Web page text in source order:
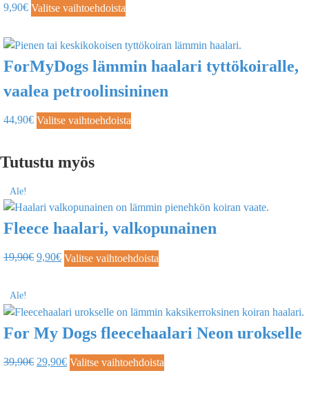
9,90€ Valitse vaihtoehdoista
ForMyDogs lämmin haalari tyttökoiralle,
vaalea petroolinsininen
44,90€ Valitse vaihtoehdoista
Tutustu myös
Ale!
Fleece haalari, valkopunainen
19,90€ 9,90€ Valitse vaihtoehdoista
Ale!
For My Dogs fleecehaalari Neon urokselle
39,90€ 29,90€ Valitse vaihtoehdoista